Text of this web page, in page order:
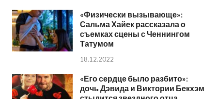
«Физически вызывающе»:
Сальма Хайек рассказала о
съемках сцены с Ченнингом
Татумом
18.12.2022
«Его сердце было разбито»:
дочь Дэвида и Виктории Бекхэм